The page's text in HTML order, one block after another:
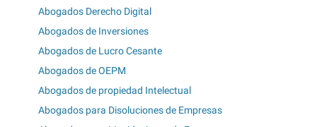
Abogados Derecho Digital
Abogados de Inversiones
Abogados de Lucro Cesante
Abogados de OEPM
Abogados de propiedad Intelectual
Abogados para Disoluciones de Empresas